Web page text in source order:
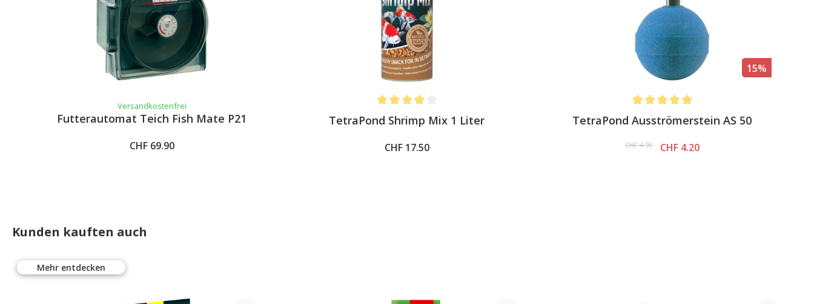
Versandkostenfrei
Futterautomat Teich Fish Mate P21
CHF 69.90
TetraPond Shrimp Mix 1 Liter
CHF 17.50
15%
TetraPond Ausströmerstein AS 50
CHF 4.95 CHF 4.20
Kunden kauften auch
Mehr entdecken